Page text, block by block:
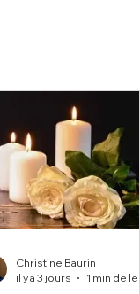
Christine Baurin
il y a 3 jours